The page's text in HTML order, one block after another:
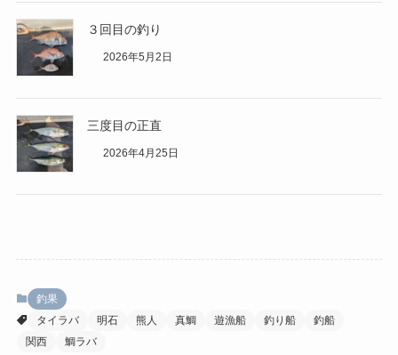
３回目の釣り
2026年5月2日
三度目の正直
2026年4月25日
釣果
タイラバ
明石 熊人 真鯛 遊漁船 釣り船
釣船
関西
鯛ラバ